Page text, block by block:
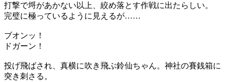
打撃で埒があかない以上、絞め落とす作戦に出たらしい。
完璧に極っているように見えるが……
ブオンッ！
ドガーン！
投げ飛ばされ、真横に吹き飛ぶ鈴仙ちゃん。神社の賽銭箱に
突き刺さる。